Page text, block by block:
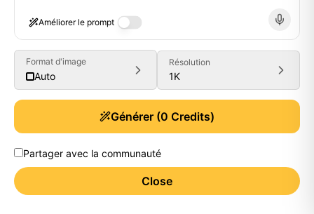
Améliorer le prompt
Format d'image
Auto
Résolution
1K
Générer (0 Credits)
Partager avec la communauté
Close
Generate